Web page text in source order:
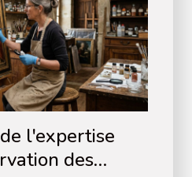
l'expertise
des